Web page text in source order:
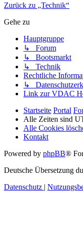
Zurück zu „Technik“
Gehe zu
Hauptgruppe
↳ Forum
↳ Bootsmarkt
↳ Technik
Rechtliche
↳
Link zur VDAC
Startseite Portal
Alle Zeiten sind
Alle Cookies
Kontakt
Powered by phpBB®
Deutsche Übersetzung
Datenschutz |